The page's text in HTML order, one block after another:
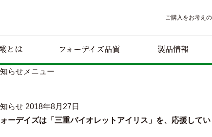
ご購入をお考え
とは フォーデイズ品質 製品情報
らせメニュー
らせ 2018年8月27日
ーデイズは「三重バイオレットアイリス」を、応援してい